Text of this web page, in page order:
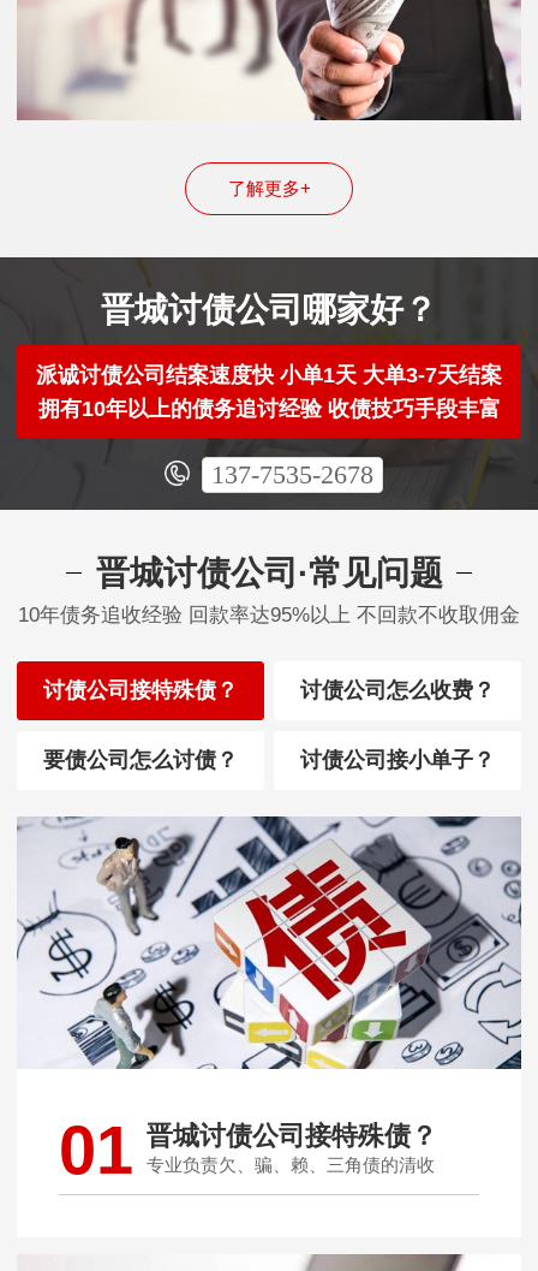
了解更多+
晋城讨债公司哪家好？
派诚讨债公司结案速度快 小单1天 大单3-7天结案
拥有10年以上的债务追讨经验 收债技巧手段丰富
137-7535-2678
晋城讨债公司·常见问题
10年债务追收经验 回款率达95%以上 不回款不收取佣金
讨债公司接特殊债？ 讨债公司怎么收费？
要债公司怎么讨债？ 讨债公司接小单子？
01 晋城讨债公司接特殊债？
专业负责欠、骗、赖、三角债的清收